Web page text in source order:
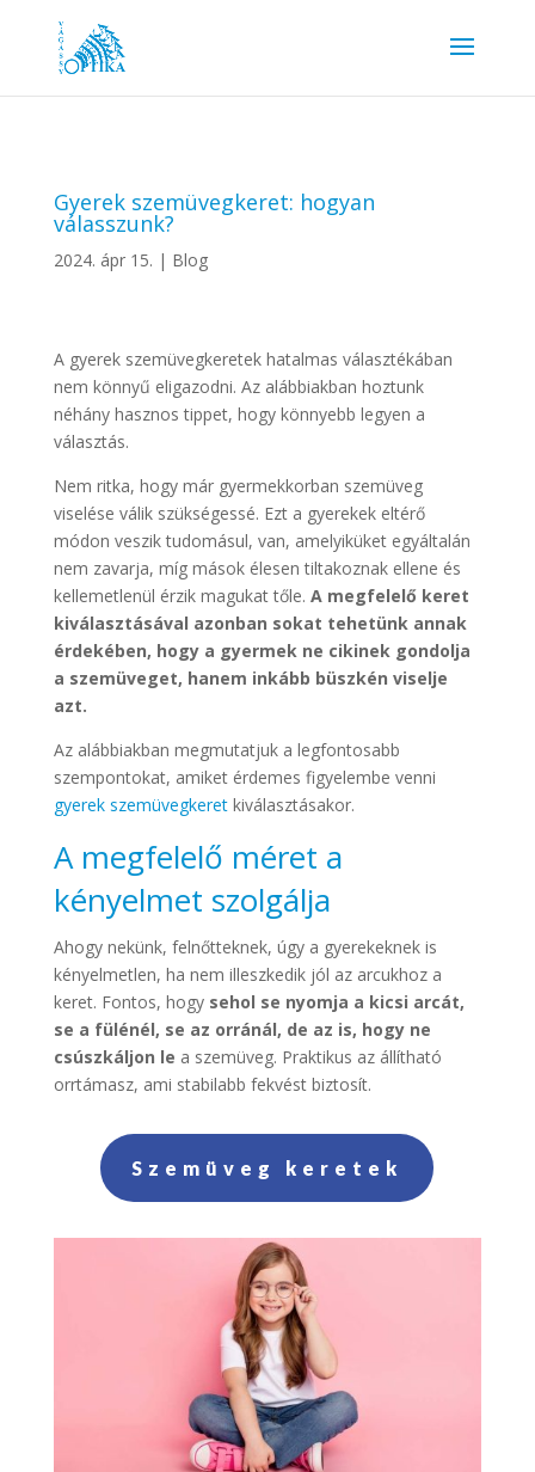
Gyerek szemüvegkeret: hogyan
válasszunk?
2024. ápr 15. | Blog
A gyerek szemüvegkeretek hatalmas választékában
nem könnyű eligazodni. Az alábbiakban hoztunk
néhány hasznos tippet, hogy könnyebb legyen a
választás.
Nem ritka, hogy már gyermekkorban szemüveg
viselése válik szükségessé. Ezt a gyerekek eltérő
módon veszik tudomásul, van, amelyiküket egyáltalán
nem zavarja, míg mások élesen tiltakoznak ellene és
kellemetlenül érzik magukat tőle. A megfelelő keret
kiválasztásával azonban sokat tehetünk annak
érdekében, hogy a gyermek ne cikinek gondolja
a szemüveget, hanem inkább büszkén viselje
azt.
Az alábbiakban megmutatjuk a legfontosabb
szempontokat, amiket érdemes figyelembe venni
gyerek szemüvegkeretkiválasztásakor.
A megfelelő méret a
kényelmet szolgálja
Ahogy nekünk, felnőtteknek, úgy a gyerekeknek is
kényelmetlen, ha nem illeszkedik jól az arcukhoz a
keret. Fontos, hogy sehol se nyomja a kicsi arcát,
se a fülénél, se az orránál, de az is, hogy ne
csúszkáljon le a szemüveg. Praktikus az állítható
orrtámasz, ami stabilabb fekvést biztosít.
Szemüveg keretek